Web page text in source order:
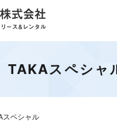
TAKAスペシャ
スペシャル